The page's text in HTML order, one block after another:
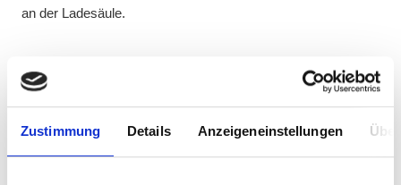
Zustimmung Details Anzeigeneinstellungen
an der Ladesäule.